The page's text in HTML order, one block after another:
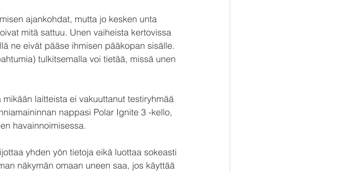
ajankohdat, mutta jo kesken unta
mitä sattuu. Unen vaiheista kertovissa
ne eivät pääse ihmisen pääkopan sisälle.
tulkitsemalla voi tietää, missä unen
laitteista ei vakuuttanut testiryhmää
nappasi Polar Ignite 3 -kello,
havainnoimisessa.
yhden yön tietoja eikä luottaa sokeasti
näkymän omaan uneen saa, jos käyttää